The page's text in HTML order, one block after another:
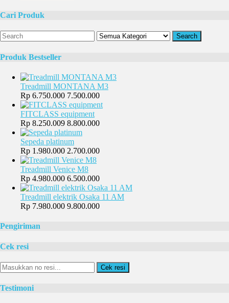
Cari Produk
Search
Produk Bestseller
Treadmill MONTANA M3
Rp 6.750.000 7.500.000
FITCLASS equipment
Rp 8.250.009 8.800.000
Sepeda platinum
Rp 1.980.000 2.700.000
Treadmill Venice M8
Rp 4.980.000 6.500.000
Treadmill elektrik Osaka 11 AM
Rp 7.980.000 9.800.000
Pengiriman
Cek resi
Cek resi
Testimoni